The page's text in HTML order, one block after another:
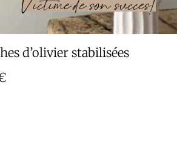
d’olivier stabilisées